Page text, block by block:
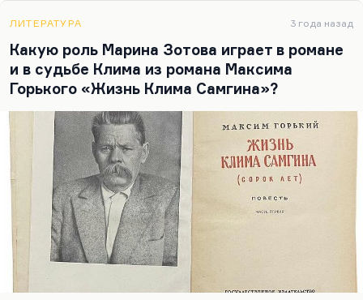
уральского мифа и прежде всего для Бажова
обожествление…
ЛИТЕРАТУРА 3 года назад
Какую роль Марина Зотова играет в романе
и в судьбе Клима из романа Максима
Горького «Жизнь Клима Самгина»?